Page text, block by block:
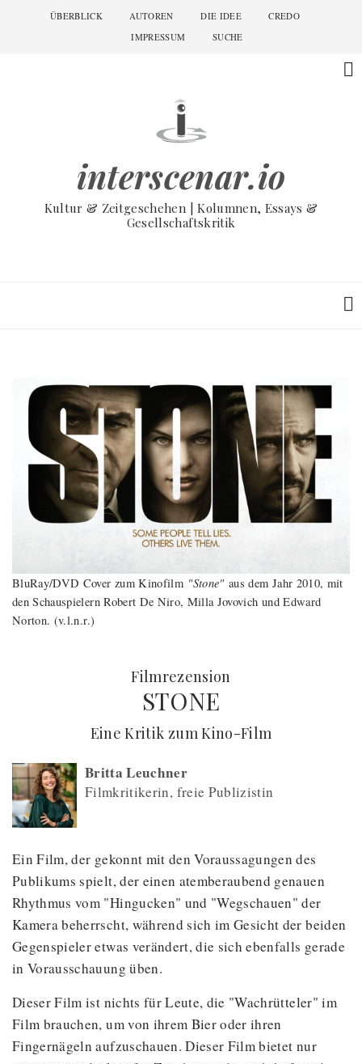
ÜBERBLICK AUTOREN DIE IDEE
CREDO
IMPRESSUM
SUCHE
interscenar.io
Kultur & Zeitgeschehen | Kolumnen, Essays &
Gesellschaftskritik
BluRay/DVD Cover zum Kinofilm "Stone"aus dem Jahr 2010, mit
den Schauspielern Robert De Niro, Milla Jovovich und Edward
Norton. (v.l.n.r.)
Filmrezension
STONE
(
Eine Kritik zum Kino-Film
Britta Leuchner
Filmkritikerin, freie Publizistin
Ein Film, der gekonnt mit den Voraussagungen des
Publikums spielt, der einen atemberaubend genauen
Rhythmus vom "Hingucken" und "Wegschauen" der
Kamera beherrscht, während sich im Gesicht der beiden
Gegenspieler etwas verändert, die sich ebenfalls gerade
in Vorausschauung üben.
Dieser Film ist nichts für Leute, die "Wachrütteler" im
Film brauchen, um von ihrem Bier oder ihren
Fingernägeln aufzuschauen. Dieser Film bietet nur